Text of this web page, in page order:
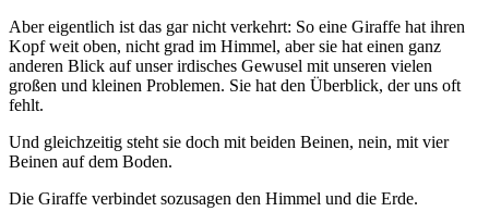
Aber eigentlich ist das gar nicht verkehrt: So eine Giraffe hat ihren
Kopf weit oben, nicht grad im Himmel, aber sie hat einen ganz
anderen Blick auf unser irdisches Gewusel mit unseren vielen
großen und kleinen Problemen. Sie hat den Überblick, der uns oft
fehlt.
Und gleichzeitig steht sie doch mit beiden Beinen, nein, mit vier
Beinen auf dem Boden.
Die Giraffe verbindet sozusagen den Himmel und die Erde.